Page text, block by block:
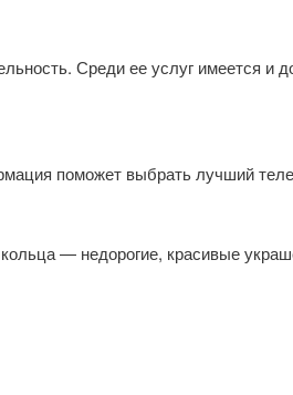
Среди ее услуг имеется и
поможет выбрать лучший
— недорогие, красивые